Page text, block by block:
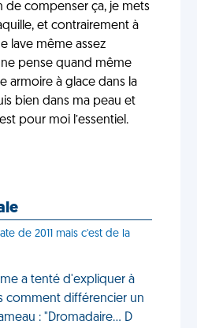
de compenser ça, je mets
et contrairement à
lave même assez
pense quand même
armoire à glace dans la
bien dans ma peau et
pour moi l’essentiel.
de 2011 mais c'est de la
a tenté d'expliquer à
comment différencier un
: "Dromadaire… D